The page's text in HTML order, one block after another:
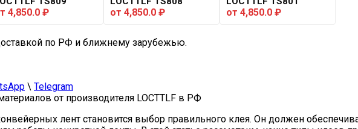
4,850.0 ₽ от 4,850.0 ₽ от 4,850.0 ₽
по РФ и ближнему зарубежью.
\ Telegram
от производителя LOCTTLF в РФ
лент становится выбор правильного клея. Он должен